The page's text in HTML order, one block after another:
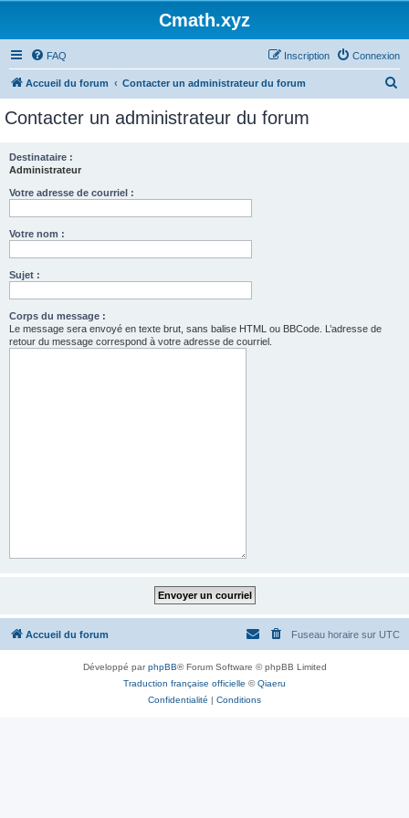
Cmath.xyz
FAQ Connexion
Inscription
Accueil du forum Contacter un administrateur du forum
Contacter un administrateur du forum
Destinataire :
Administrateur
Votre adresse de courriel :
Votre nom :
Sujet :
Corps du message :
Le message sera envoyé en texte brut, sans balise HTML ou BBCode. L’adresse de
retour du message correspond à votre adresse de courriel.
Accueil du forum Fuseau horaire sur UTC
Développé parphpBB® Forum Software © phpBB Limited
Traduction française officielle ©Qiaeru
Confidentialité | Conditions